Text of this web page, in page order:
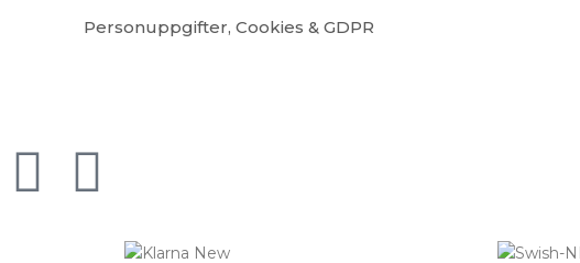
Personuppgifter, Cookies & GDPR